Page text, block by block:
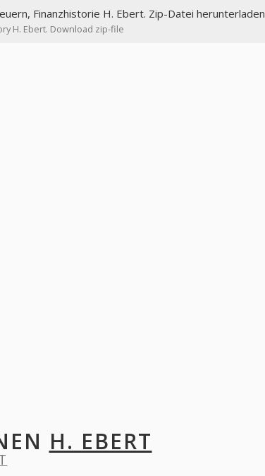
Finanzhistorie H. Ebert. Zip-Datei herunterladen
H. Ebert. Download zip-file
H. EBERT